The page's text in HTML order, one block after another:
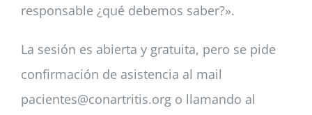
responsable ¿qué debemos saber?».
La sesión es abierta y gratuita, pero se pide
confirmación de asistencia al mail
pacientes@conartritis.org o llamando al